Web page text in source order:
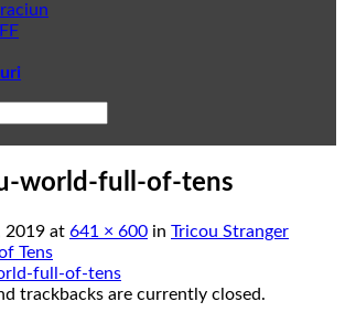
world-full-of-tens
2019 at 641 × 600 in Tricou Stranger
Tens
trackbacks are currently closed.